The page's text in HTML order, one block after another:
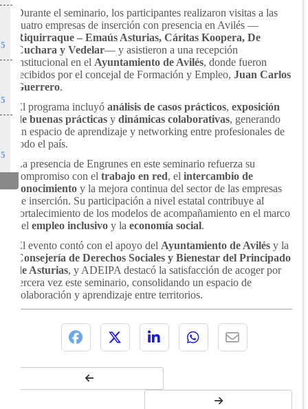
Durante el seminario, los participantes realizaron visitas a las
cuatro empresas de inserción con presencia en Avilés —
Riquirraque – Emaús Asturias, Cáritas Koopera, De
Cuchara y Vedelar— y asistieron a una recepción
institucional en el Ayuntamiento de Avilés, donde fueron
recibidos por el concejal de Formación y Empleo, Juan Carlos
Guerrero.
El programa incluyó análisis de casos prácticos, exposición
de buenas prácticas y dinámicas colaborativas, generando
un espacio de aprendizaje y networking entre profesionales de
todo el país.
La presencia de Engrunes en este seminario refuerza su
compromiso con el trabajo en red, el intercambio de
conocimiento y la mejora continua del sector de las empresas
de inserción. Su participación a nivel estatal contribuye al
fortalecimiento de los modelos de acompañamiento en el marco
del empleo inclusivo y la economía social.
El evento contó con el apoyo del Ayuntamiento de Avilés y la
Consejería de Derechos Sociales y Bienestar del Principado
de Asturias, y ADEIPA destacó la satisfacción de acoger por
tercera vez este seminario, consolidando un espacio de
colaboración y aprendizaje entre territorios.